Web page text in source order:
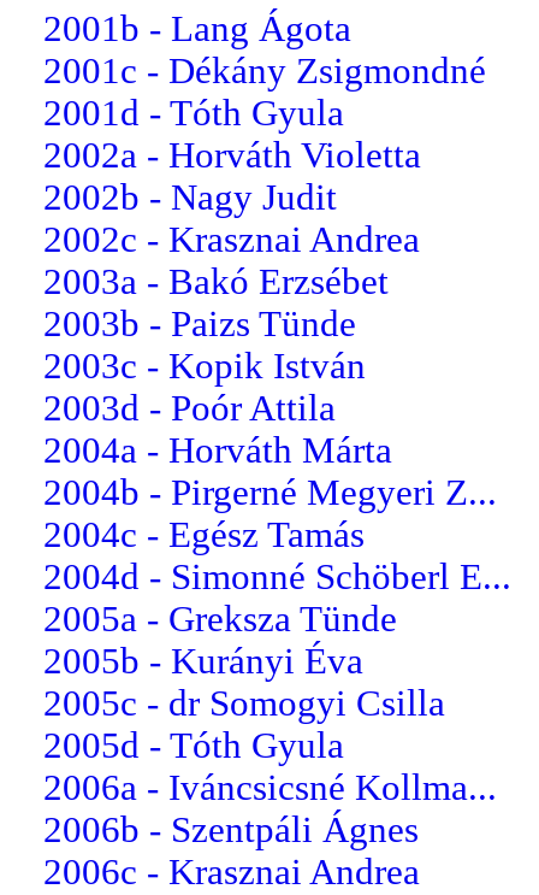
2001b - Lang Ágota
2001c - Dékány Zsigmondné
2001d - Tóth Gyula
2002a - Horváth Violetta
2002b - Nagy Judit
2002c - Krasznai Andrea
2003a - Bakó Erzsébet
2003b - Paizs Tünde
2003c - Kopik István
2003d - Poór Attila
2004a - Horváth Márta
2004b - Pirgerné Megyeri Z...
2004c - Egész Tamás
2004d - Simonné Schöberl E...
2005a - Greksza Tünde
2005b - Kurányi Éva
2005c - dr Somogyi Csilla
2005d - Tóth Gyula
2006a - Iváncsicsné Kollma...
2006b - Szentpáli Ágnes
2006c - Krasznai Andrea